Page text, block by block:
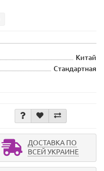
Китай
Стандартная
ДОСТАВКА ПО
ВСЕЙ УКРАИНЕ